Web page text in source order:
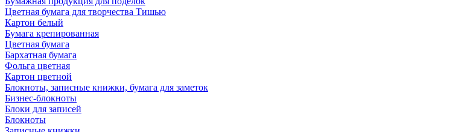
Цветная бумага для творчества Тишью
Картон белый
Бумага крепированная
Цветная бумага
Бархатная бумага
Фольга цветная
Картон цветной
Блокноты, записные книжки, бумага для заметок
Бизнес-блокноты
Блоки для записей
Блокноты